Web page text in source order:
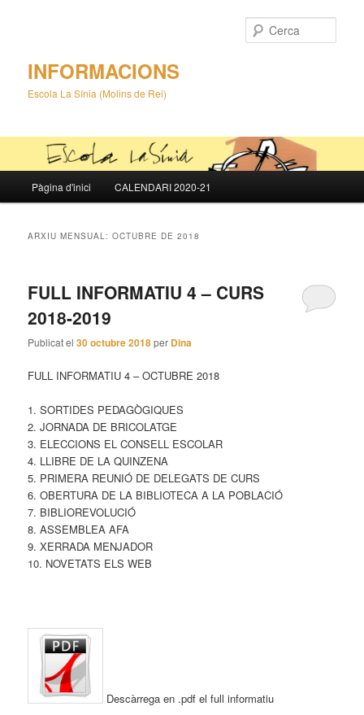
INFORMACIONS
Escola La Sínia (Molins de Rei)
Aneu
principal
Aneu
secundari
Pàgina d'inici CALENDARI 2020-21
ARXIU MENSUAL:OCTUBRE DE 2018
FULL INFORMATIU 4 – CURS
2018-2019
Publicat el30 octubre 2018per Dina
FULL INFORMATIU 4 – OCTUBRE 2018
1. SORTIDES PEDAGÒGIQUES
2. JORNADA DE BRICOLATGE
3. ELECCIONS EL CONSELL ESCOLAR
4. LLIBRE DE LA QUINZENA
5. PRIMERA REUNIÓ DE DELEGATS DE CURS
6. OBERTURA DE LA BIBLIOTECA A LA POBLACIÓ
7. BIBLIOREVOLUCIÓ
8. ASSEMBLEA AFA
9. XERRADA MENJADOR
10. NOVETATS ELS WEB
Descàrrega en .pdf el full informatiu